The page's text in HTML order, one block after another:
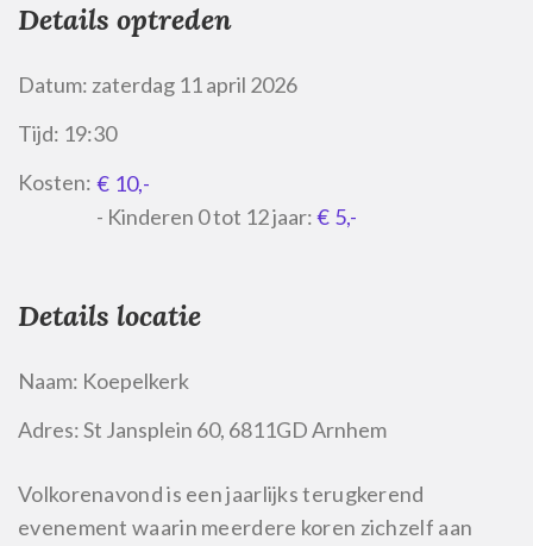
Details optreden
Datum: zaterdag 11 april 2026
Tijd: 19:30
Kosten: € 10,-
- Kinderen 0 tot 12 jaar:€ 5,-
Details locatie
Naam: Koepelkerk
Adres:St Jansplein 60, 6811GD Arnhem
Volkorenavond is een jaarlijks terugkerend
evenement waarin meerdere koren zichzelf aan